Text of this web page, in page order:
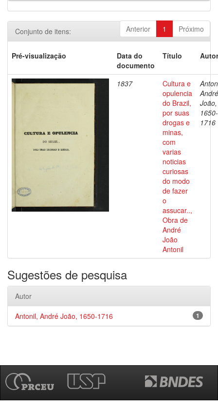
Anterior 1 Próximo
Conjunto de itens:
Pré-visualização
Data do
documento
Título
1837
Cultura e
opulencia
do Brazil,
por suas
drogas e
minas,
com
varias
noticias
curiosas
do modo
de fazer
o
assucar..,
Obra de
André
João
Antonil
André
João,
1650-
1716
Sugestões de pesquisa
Autor
1
Antonil, André João, 1650-1716